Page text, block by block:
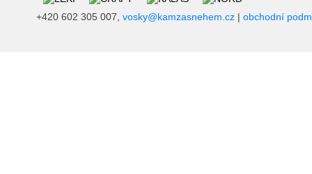
+420 602 305 007, vosky@kamzasnehem.cz | obchodní